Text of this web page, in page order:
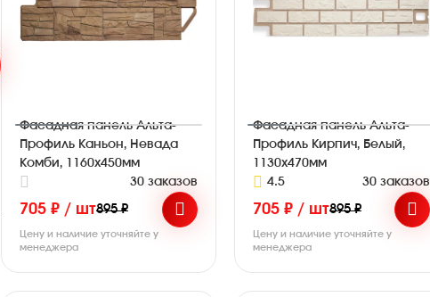
Фасадная панель Альта-
Профиль Каньон, Невада
Комби, 1160х450мм
30 заказов
705 ₽ / шт895 ₽
Цену и наличие уточняйте у
менеджера
Фасадная панель Альта-
Профиль Кирпич, Белый,
1130х470мм
4.5
30 заказов
705 ₽ / шт895 ₽
Цену и наличие уточняйте у
менеджера